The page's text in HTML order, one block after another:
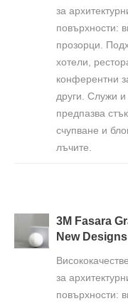
за
повърхности:
прозорци.
хотели,
конферентни
други. Служи
предпазва
счупване и
лъчите.
3M Fasara
New Designs
за
повърхности: